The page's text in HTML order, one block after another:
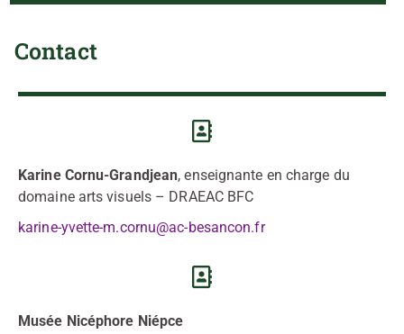
Contact
Karine Cornu-Grandjean, enseignante en charge du
domaine arts visuels – DRAEAC BFC
karine-yvette-m.cornu@ac-besancon.fr
Musée Nicéphore Niépce